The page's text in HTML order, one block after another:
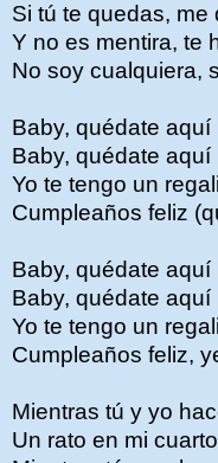
Si tú te quedas, me
Y no es mentira, te
No soy cualquiera,
Baby, quédate aquí
Baby, quédate aquí
Yo te tengo un
Cumpleaños feliz
Baby, quédate aquí
Baby, quédate aquí
Yo te tengo un
Cumpleaños feliz,
Mientras tú y yo
Un rato en mi